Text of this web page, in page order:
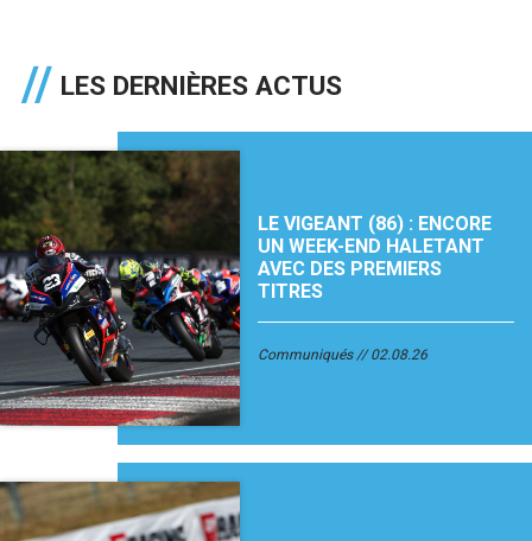
LES DERNIÈRES ACTUS
LE VIGEANT (86) : ENCORE
UN WEEK-END HALETANT
AVEC DES PREMIERS
TITRES
Communiqués 02.08.26